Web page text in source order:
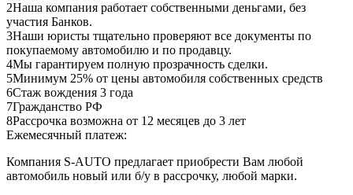
2Наша компания работает собственными деньгами, без
участия Банков.
3Наши юристы тщательно проверяют все документы по
покупаемому автомобилю и по продавцу.
4Мы гарантируем полную прозрачность сделки.
5Минимум 25% от цены автомобиля собственных средств
6Стаж вождения 3 года
7Гражданство РФ
8Рассрочка возможна от 12 месяцев до 3 лет
Ежемесячный платеж:
Компания S-AUTO предлагает приобрести Вам любой
автомобиль новый или б/у в рассрочку, любой марки.